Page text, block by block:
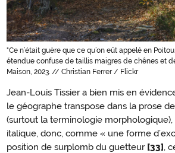
"Ce n’était guère que ce qu’on eût appelé en
étendue confuse de taillis maigres de chênes et
Maison, 2023. // Christian Ferrer / Flickr
Jean-Louis Tissier a bien mis en
le géographe transpose dans la prose
(surtout la terminologie
italique, donc, comme « une forme
position de surplomb du guetteur [33],